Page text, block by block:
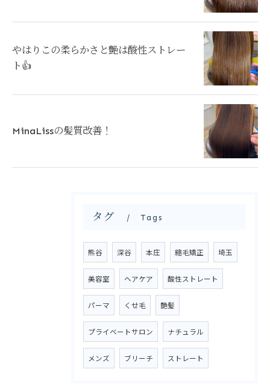
やはりこの柔らかさと艶は酸性ストレー
ト👍
MinaLissの髪質改善！
タグ Tags
熊谷 深谷 本庄 縮毛矯正 埼玉
美容室 ヘアケア 酸性ストレート
パーマ くせ毛 艶髪
プライベートサロン ナチュラル
メンズ ブリーチ ストレート
ご予約はこちら